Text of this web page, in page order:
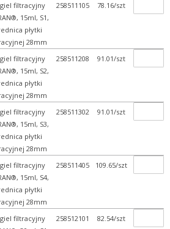
filtracyjny
15ml, S1,
płytki
28mm
258511105 78.16/szt
filtracyjny
15ml, S2,
płytki
28mm
258511208 91.01/szt
filtracyjny
15ml, S3,
płytki
28mm
258511302 91.01/szt
filtracyjny
15ml, S4,
płytki
28mm
258511405 109.65/szt
filtracyjny
258512101 82.54/szt